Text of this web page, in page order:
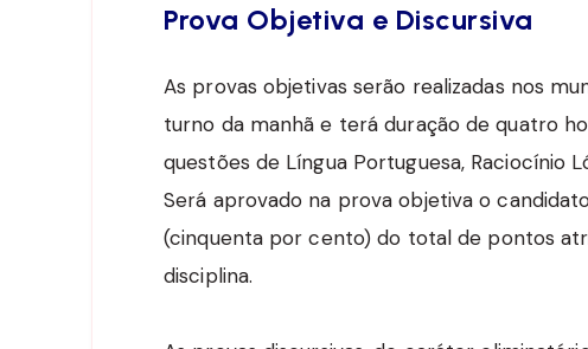
Prova Objetiva e Discursiva
As provas objetivas serão realizadas nos
turno da manhã e terá duração de quatro
questões de Língua Portuguesa, Raciocínio
Será aprovado na prova objetiva o
(cinquenta por cento) do total de pontos
disciplina.